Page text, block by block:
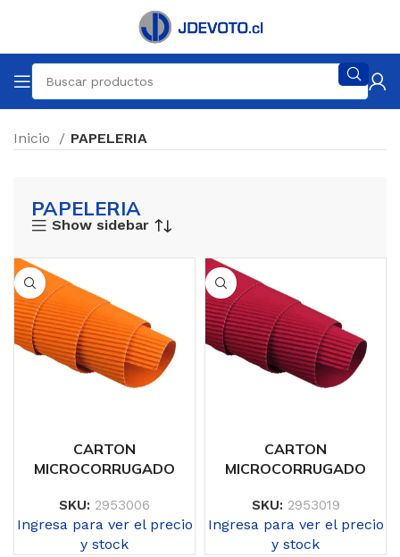
Inicio PAPELERIA
PAPELERIA
Show sidebar
CARTON
MICROCORRUGADO
SKU: 2953006
Ingresa para ver el precio
y stock
CARTON
MICROCORRUGADO
SKU: 2953019
Ingresa para ver el precio
y stock